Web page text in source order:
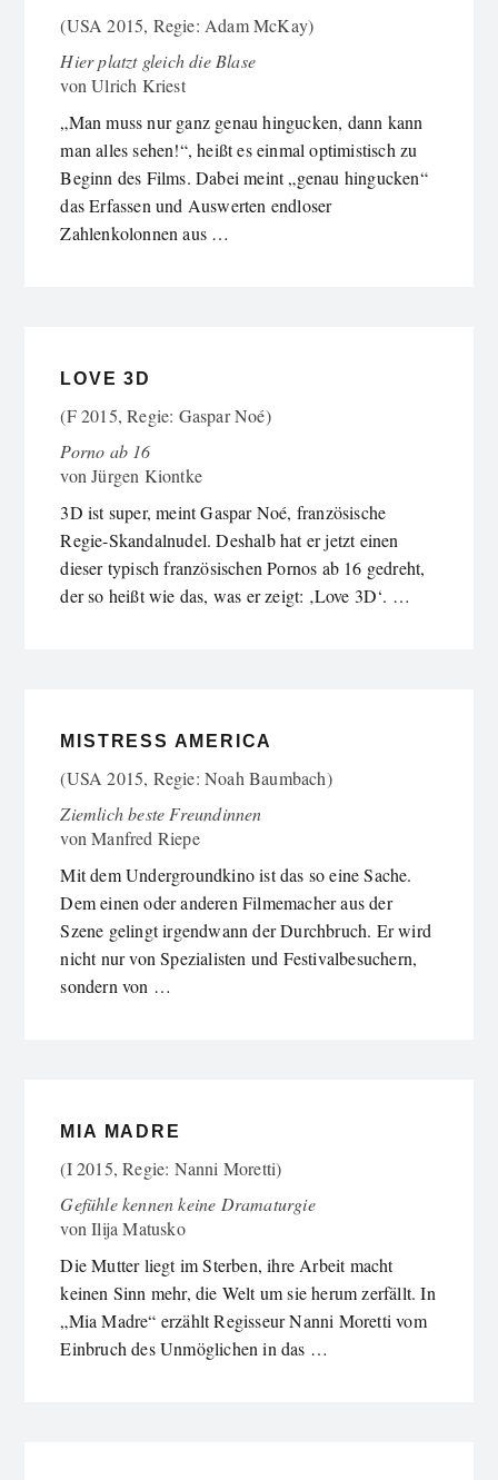
(USA 2015, Regie: Adam McKay)
Hier platzt gleich die Blase
vonUlrich Kriest
„Man muss nur ganz genau hingucken, dann kann
man alles sehen!“, heißt es einmal optimistisch zu
Beginn des Films. Dabei meint „genau hingucken“
das Erfassen und Auswerten endloser
Zahlenkolonnen aus …
LOVE 3D
(F 2015, Regie: Gaspar Noé)
Porno ab 16
vonJürgen Kiontke
3D ist super, meint Gaspar Noé, französische
Regie-Skandalnudel. Deshalb hat er jetzt einen
dieser typisch französischen Pornos ab 16 gedreht,
der so heißt wie das, was er zeigt: ‚Love 3D‘. …
MISTRESS AMERICA
(USA 2015, Regie: Noah Baumbach)
Ziemlich beste Freundinnen
vonManfred Riepe
Mit dem Undergroundkino ist das so eine Sache.
Dem einen oder anderen Filmemacher aus der
Szene gelingt irgendwann der Durchbruch. Er wird
nicht nur von Spezialisten und Festivalbesuchern,
sondern von …
MIA MADRE
(I 2015, Regie: Nanni Moretti)
Gefühle kennen keine Dramaturgie
vonIlija Matusko
Die Mutter liegt im Sterben, ihre Arbeit macht
keinen Sinn mehr, die Welt um sie herum zerfällt. In
„Mia Madre“ erzählt Regisseur Nanni Moretti vom
Einbruch des Unmöglichen in das …